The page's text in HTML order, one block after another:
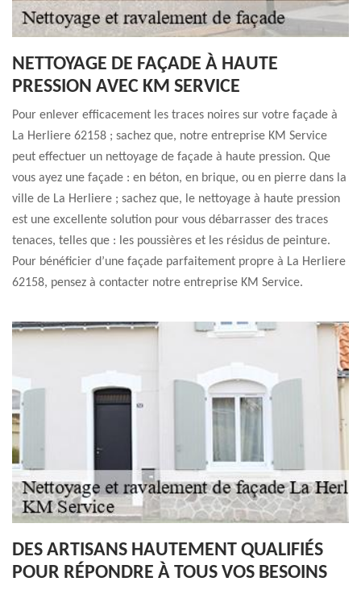
NETTOYAGE DE FAÇADE À HAUTE
PRESSION AVEC KM SERVICE
Pour enlever efficacement les traces noires sur votre façade à
La Herliere 62158 ; sachez que, notre entreprise KM Service
peut effectuer un nettoyage de façade à haute pression. Que
vous ayez une façade : en béton, en brique, ou en pierre dans la
ville de La Herliere ; sachez que, le nettoyage à haute pression
est une excellente solution pour vous débarrasser des traces
tenaces, telles que : les poussières et les résidus de peinture.
Pour bénéficier d’une façade parfaitement propre à La Herliere
62158, pensez à contacter notre entreprise KM Service.
DES ARTISANS HAUTEMENT QUALIFIÉS
POUR RÉPONDRE À TOUS VOS BESOINS